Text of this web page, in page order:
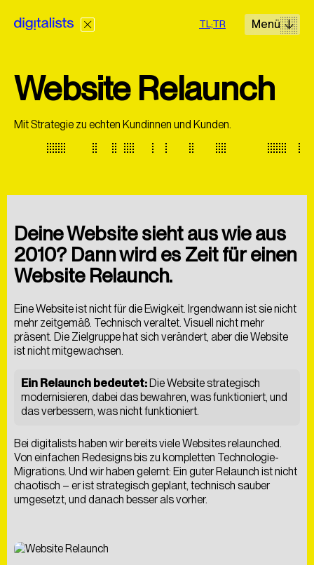
Lösungen
Wir realisieren digitale Projekte mit Erfahrung und einem
hohen Anspruch an jedes Detail zu fairen Preisen.
ÜBER UNSBLOGFAQS
TL;TR Menü
Website Relaunch
Mit Strategie zu echten Kundinnen und Kunden.
Deine Website sieht aus wie aus
2010? Dann wird es Zeit für einen
Website Relaunch.
Eine Website ist nicht für die Ewigkeit. Irgendwann ist sie nicht
mehr zeitgemäß. Technisch veraltet. Visuell nicht mehr
präsent. Die Zielgruppe hat sich verändert, aber die Website
ist nicht mitgewachsen.
Ein Relaunch bedeutet: Die Website strategisch
modernisieren, dabei das bewahren, was funktioniert, und
das verbessern, was nicht funktioniert.
Bei digitalists haben wir bereits viele Websites relaunched.
Von einfachen Redesigns bis zu kompletten Technologie-
Migrations. Und wir haben gelernt: Ein guter Relaunch ist nicht
chaotisch – er ist strategisch geplant, technisch sauber
umgesetzt, und danach besser als vorher.